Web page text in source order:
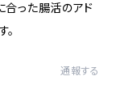
合った腸活のアド
通報する